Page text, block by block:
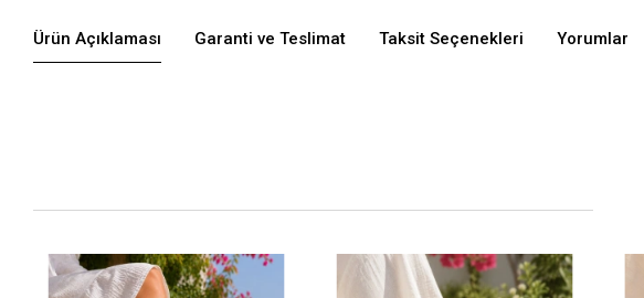
Ürün Açıklaması Garanti ve Teslimat Taksit Seçenekleri Yorumlar